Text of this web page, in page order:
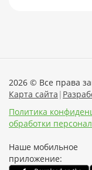
2026 © Все права
Карта сайта |
Политика
обработки
Наше мобильное
приложение: